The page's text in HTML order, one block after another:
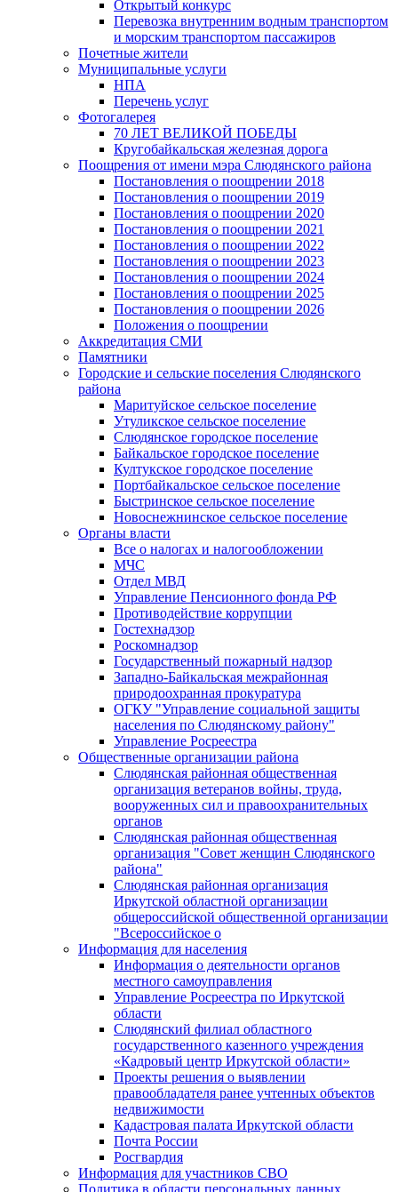
Открытый конкурс
Перевозка внутренним водным транспортом
и морским транспортом пассажиров
Почетные жители
Муниципальные услуги
НПА
Перечень услуг
Фотогалерея
70 ЛЕТ ВЕЛИКОЙ ПОБЕДЫ
Кругобайкальская железная дорога
Поощрения от имени мэра Слюдянского района
Постановления о поощрении 2018
Постановления о поощрении 2019
Постановления о поощрении 2020
Постановления о поощрении 2021
Постановления о поощрении 2022
Постановления о поощрении 2023
Постановления о поощрении 2024
Постановления о поощрении 2025
Постановления о поощрении 2026
Положения о поощрении
Аккредитация СМИ
Памятники
Городские и сельские поселения Слюдянского
района
Маритуйское сельское поселение
Утуликское сельское поселение
Слюдянское городское поселение
Байкальское городское поселение
Култукское городское поселение
Портбайкальское сельское поселение
Быстринское сельское поселение
Новоснежнинское сельское поселение
Органы власти
Все о налогах и налогообложении
МЧС
Отдел МВД
Управление Пенсионного фонда РФ
Противодействие коррупции
Гостехнадзор
Роскомнадзор
Государственный пожарный надзор
Западно-Байкальская межрайонная
природоохранная прокуратура
ОГКУ "Управление социальной защиты
населения по Слюдянскому району"
Управление Росреестра
Общественные организации района
Слюдянская районная общественная
организация ветеранов войны, труда,
вооруженных сил и правоохранительных
органов
Слюдянская районная общественная
организация "Совет женщин Слюдянского
района"
Слюдянская районная организация
Иркутской областной организации
общероссийской общественной организации
"Всероссийское о
Информация для населения
Информация о деятельности органов
местного самоуправления
Управление Росреестра по Иркутской
области
Слюдянский филиал областного
государственного казенного учреждения
«Кадровый центр Иркутской области»
Проекты решения о выявлении
правообладателя ранее учтенных объектов
недвижимости
Кадастровая палата Иркутской области
Почта России
Росгвардия
Информация для участников СВО
Политика в области персональных данных